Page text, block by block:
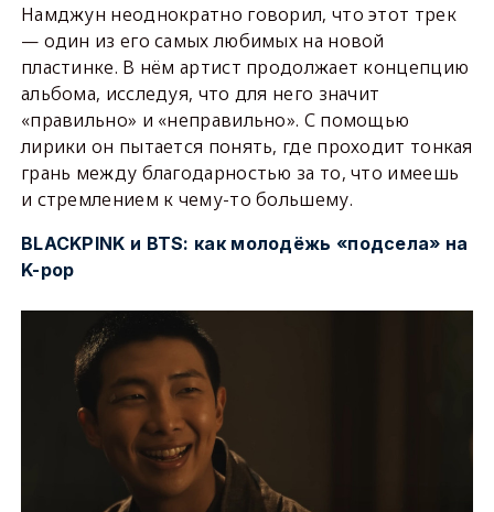
Намджун неоднократно говорил, что этот трек
— один из его самых любимых на новой
пластинке. В нём артист продолжает концепцию
альбома, исследуя, что для него значит
«правильно» и «неправильно». С помощью
лирики он пытается понять, где проходит тонкая
грань между благодарностью за то, что имеешь
и стремлением к чему-то большему.
BLACKPINK и BTS: как молодёжь «подсела» на
K-pop